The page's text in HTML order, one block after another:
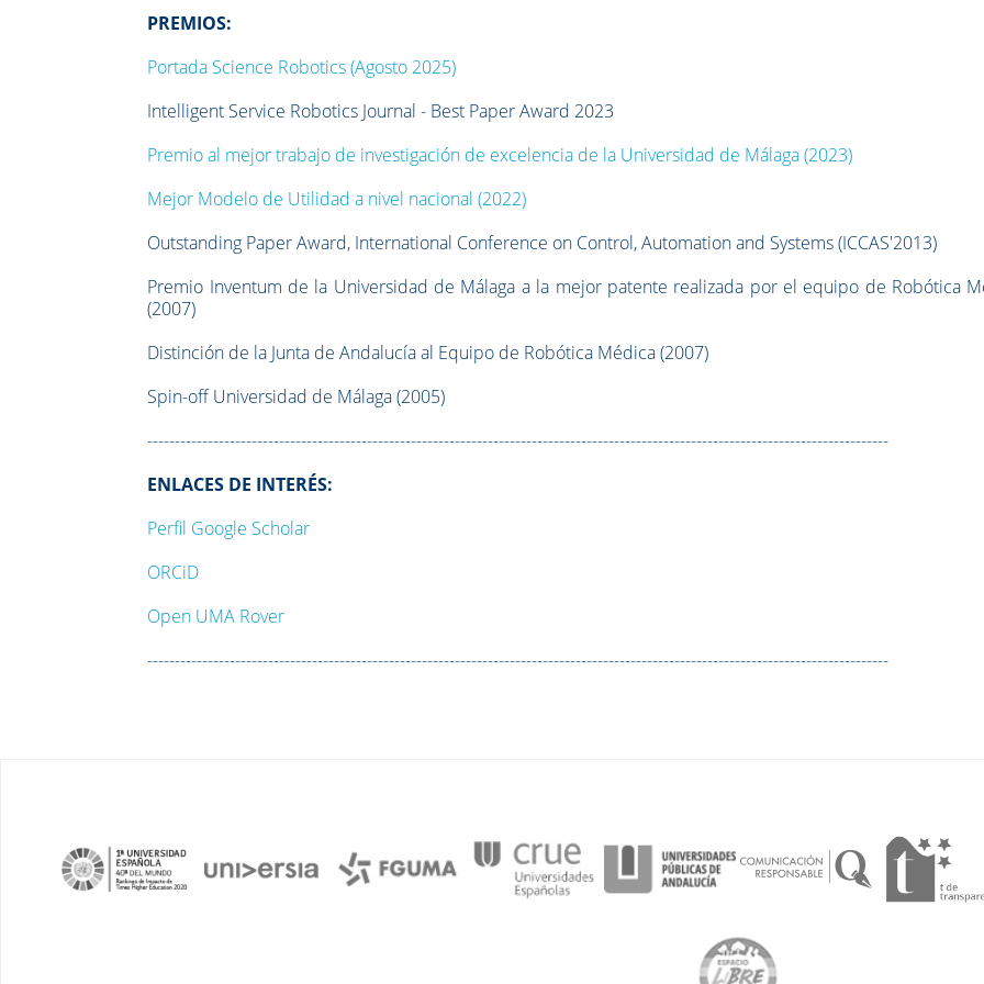
PREMIOS:
Portada Science Robotics (Agosto 2025)
Intelligent Service Robotics Journal - Best Paper Award 2023
Premio al mejor trabajo de investigación de excelencia de la Universidad de Málaga (2023)
Mejor Modelo de Utilidad a nivel nacional (2022)
Outstanding Paper Award, International Conference on Control, Automation and Systems (ICCAS'2013)
Premio Inventum de la Universidad de Málaga a la mejor patente realizada por el equipo de Robótica
(2007)
Distinción de la Junta de Andalucía al Equipo de Robótica Médica (2007)
Spin-off Universidad de Málaga (2005)
---------------------------------------------------------------------------------------------------------------------------------------
ENLACES DE INTERÉS:
Perfil Google Scholar
ORCiD
Open UMA Rover
---------------------------------------------------------------------------------------------------------------------------------------